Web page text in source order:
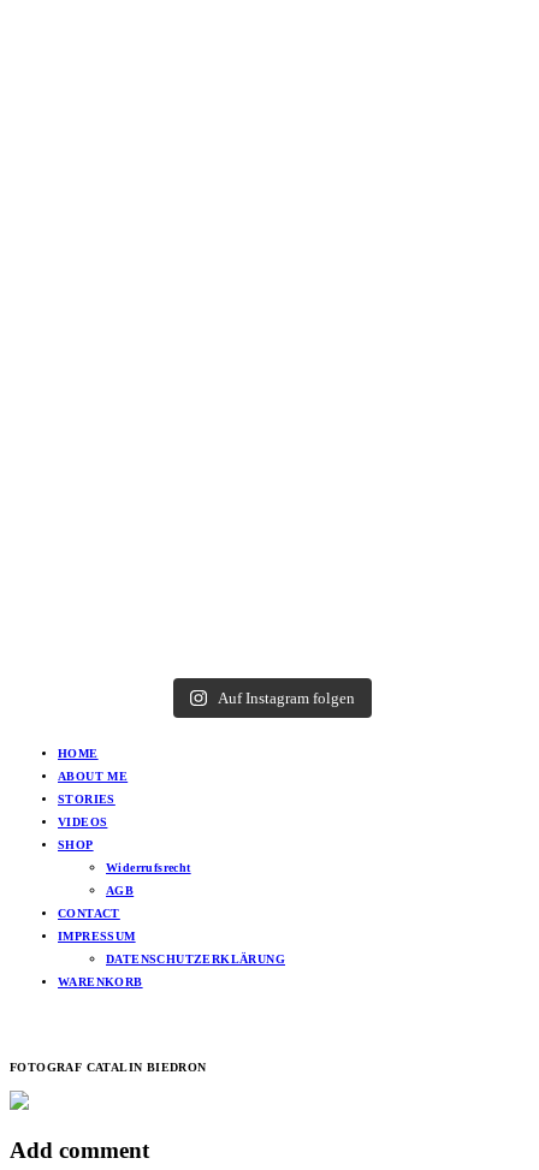
Auf Instagram folgen
HOME
ABOUT ME
STORIES
VIDEOS
SHOP
Widerrufsrecht
AGB
CONTACT
IMPRESSUM
DATENSCHUTZERKLÄRUNG
WARENKORB
FOTOGRAF CATALIN BIEDRON
Add comment